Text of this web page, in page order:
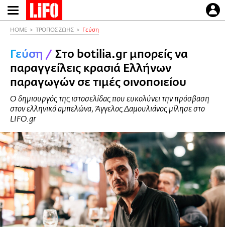
Παράκαμψη
προς
περιεχόμενο
HOME ΤΡΟΠΟΣ ΖΩΗΣ Γεύση
Γεύση / Στο botilia.gr μπορείς να
παραγγείλεις κρασιά Ελλήνων
παραγωγών σε τιμές οινοποιείου
O δημιουργός της ιστοσελίδας που ευκολύνει την πρόσβαση
στον ελληνικό αμπελώνα, Άγγελος Δαμουλιάνος μίλησε στο
LIFO.gr